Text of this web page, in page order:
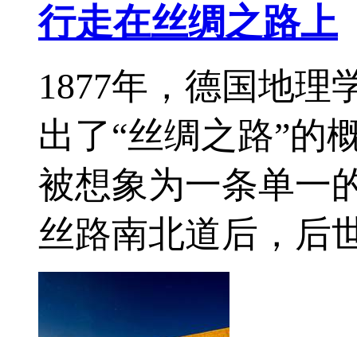
行走在丝绸之路上
1877年，德国地理
出了“丝绸之路”的
被想象为一条单一
丝路南北道后，